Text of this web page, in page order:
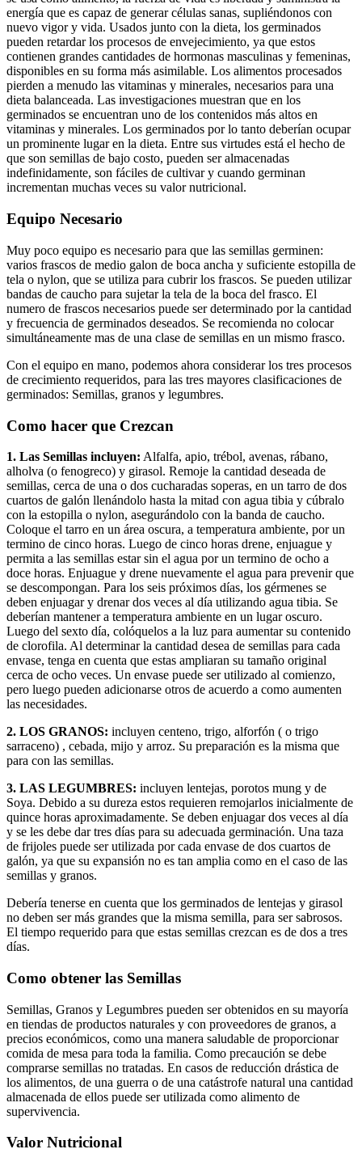
energía que es capaz de generar células sanas, supliéndonos con
nuevo vigor y vida. Usados junto con la dieta, los germinados
pueden retardar los procesos de envejecimiento, ya que estos
contienen grandes cantidades de hormonas masculinas y femeninas,
disponibles en su forma más asimilable. Los alimentos procesados
pierden a menudo las vitaminas y minerales, necesarios para una
dieta balanceada. Las investigaciones muestran que en los
germinados se encuentran uno de los contenidos más altos en
vitaminas y minerales. Los germinados por lo tanto deberían ocupar
un prominente lugar en la dieta. Entre sus virtudes está el hecho de
que son semillas de bajo costo, pueden ser almacenadas
indefinidamente, son fáciles de cultivar y cuando germinan
incrementan muchas veces su valor nutricional.
Equipo Necesario
Muy poco equipo es necesario para que las semillas germinen:
varios frascos de medio galon de boca ancha y suficiente estopilla de
tela o nylon, que se utiliza para cubrir los frascos. Se pueden utilizar
bandas de caucho para sujetar la tela de la boca del frasco. El
numero de frascos necesarios puede ser determinado por la cantidad
y frecuencia de germinados deseados. Se recomienda no colocar
simultáneamente mas de una clase de semillas en un mismo frasco.
Con el equipo en mano, podemos ahora considerar los tres procesos
de crecimiento requeridos, para las tres mayores clasificaciones de
germinados: Semillas, granos y legumbres.
Como hacer que Crezcan
1. Las Semillas incluyen: Alfalfa, apio, trébol, avenas, rábano,
alholva (o fenogreco) y girasol. Remoje la cantidad deseada de
semillas, cerca de una o dos cucharadas soperas, en un tarro de dos
cuartos de galón llenándolo hasta la mitad con agua tibia y cúbralo
con la estopilla o nylon, asegurándolo con la banda de caucho.
Coloque el tarro en un área oscura, a temperatura ambiente, por un
termino de cinco horas. Luego de cinco horas drene, enjuague y
permita a las semillas estar sin el agua por un termino de ocho a
doce horas. Enjuague y drene nuevamente el agua para prevenir que
se descompongan. Para los seis próximos días, los gérmenes se
deben enjuagar y drenar dos veces al día utilizando agua tibia. Se
deberían mantener a temperatura ambiente en un lugar oscuro.
Luego del sexto día, colóquelos a la luz para aumentar su contenido
de clorofila. Al determinar la cantidad desea de semillas para cada
envase, tenga en cuenta que estas ampliaran su tamaño original
cerca de ocho veces. Un envase puede ser utilizado al comienzo,
pero luego pueden adicionarse otros de acuerdo a como aumenten
las necesidades.
2. LOS GRANOS: incluyen centeno, trigo, alforfón ( o trigo
sarraceno) , cebada, mijo y arroz. Su preparación es la misma que
para con las semillas.
3. LAS LEGUMBRES: incluyen lentejas, porotos mung y de
Soya. Debido a su dureza estos requieren remojarlos inicialmente de
quince horas aproximadamente. Se deben enjuagar dos veces al día
y se les debe dar tres días para su adecuada germinación. Una taza
de frijoles puede ser utilizada por cada envase de dos cuartos de
galón, ya que su expansión no es tan amplia como en el caso de las
semillas y granos.
Debería tenerse en cuenta que los germinados de lentejas y girasol
no deben ser más grandes que la misma semilla, para ser sabrosos.
El tiempo requerido para que estas semillas crezcan es de dos a tres
días.
Como obtener las Semillas
Semillas, Granos y Legumbres pueden ser obtenidos en su mayoría
en tiendas de productos naturales y con proveedores de granos, a
precios económicos, como una manera saludable de proporcionar
comida de mesa para toda la familia. Como precaución se debe
comprarse semillas no tratadas. En casos de reducción drástica de
los alimentos, de una guerra o de una catástrofe natural una cantidad
almacenada de ellos puede ser utilizada como alimento de
supervivencia.
Valor Nutricional